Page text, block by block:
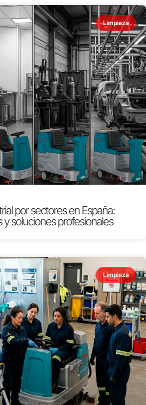
Limpieza
por sectores en España:
y soluciones profesionales
Limpieza